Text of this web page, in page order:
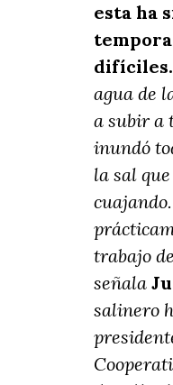
esta ha
difíciles.
agua de
a subir a
inundó
la sal
trabajo
señala
salinero